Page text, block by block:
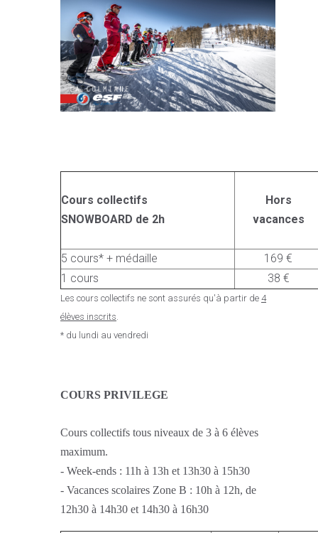
Cours collectifs
SNOWBOARD de 2h
Hors
vacances
5 cours* + médaille
169 €
1 cours
38 €
Les cours collectifs ne sont assurés qu'à partir de 4
élèves inscrits.
* du lundi au vendredi
COURS PRIVILEGE
Cours collectifs tous niveaux de 3 à 6 élèves
maximum.
- Week-ends : 11h à 13h et 13h30 à 15h30
- Vacances scolaires Zone B : 10h à 12h, de
12h30 à 14h30 et 14h30 à 16h30